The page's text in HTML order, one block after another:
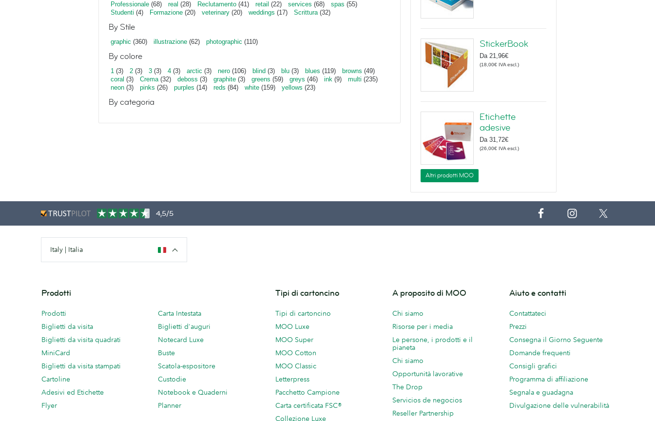
Professionale (68) real (28) Reclutamento (41) retail (22) services (68) spas (55)
Studenti (4) Formazione (20) veterinary (20) weddings (17) Scrittura(32)
By Stile
graphic (360) illustrazione (62) photographic (110)
By colore
1 (3) 2 (3) 3 (3) 4 (3) arctic (3) nero (106) blind (3) blu (3) blues (119) browns (49)
coral (3) Crema(32) deboss (3) graphite (3) greens (59) greys (46) ink (9) multi (235)
neon (3) pinks (26) purples (14) reds (84) white (159) yellows (23)
By categoria
StickerBook
Da 21,96€
(18,00€ IVA escl. )
Etichette
adesive
Da 31,72€
(26,00€ IVA escl. )
Altri prodotti MOO
4,5/5
Italy | Italia
Prodotti
Prodotti
Biglietti da visita
Biglietti da visita quadrati
MiniCard
Biglietti da visita stampati
Cartoline
Adesivi ed Etichette
Flyer
Carta Intestata
Biglietti d'auguri
Notecard Luxe
Buste
Scatola-espositore
Custodie
Notebook e Quaderni
Planner
Tipi di cartoncino
Tipi di cartoncino
MOO Luxe
MOO Super
MOO Cotton
MOO Classic
Letterpress
Pacchetto Campione
Carta certificata FSC®
Collezione Luxe
A proposito di MOO
Chi siamo
Risorse per i media
Le persone, i prodotti e il
pianeta
Chi siamo
Opportunità lavorative
The Drop
Servicios de negocios
Reseller Partnership
Aiuto e contatti
Contattateci
Prezzi
Consegna il Giorno Seguente
Domande frequenti
Consigli grafici
Programma di affiliazione
Segnala e guadagna
Divulgazione delle vulnerabilità